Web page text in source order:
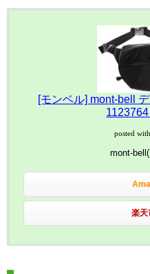
[モンベル] mont-bell
posted with
mont-
楽天